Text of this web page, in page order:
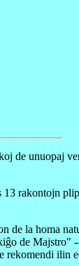
de unuopaj
13 rakontojn
de la homa
de
ilin